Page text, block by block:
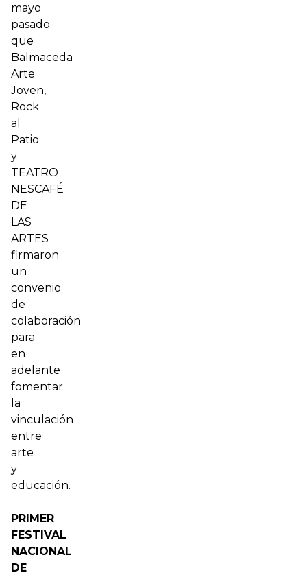
mayo
pasado
que
Balmaceda
Arte
Joven,
Rock
al
Patio
y
TEATRO
NESCAFÉ
DE
LAS
ARTES
firmaron
un
convenio
de
colaboración
para
en
adelante
fomentar
la
vinculación
entre
arte
y
educación.
PRIMER
FESTIVAL
NACIONAL
DE